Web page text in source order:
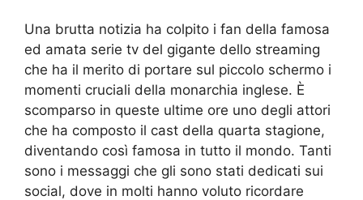
Una brutta notizia ha colpito i fan della famosa
ed amata serie tv del gigante dello streaming
che ha il merito di portare sul piccolo schermo i
momenti cruciali della monarchia inglese. È
scomparso in queste ultime ore uno degli attori
che ha composto il cast della quarta stagione,
diventando così famosa in tutto il mondo. Tanti
sono i messaggi che gli sono stati dedicati sui
social, dove in molti hanno voluto ricordare